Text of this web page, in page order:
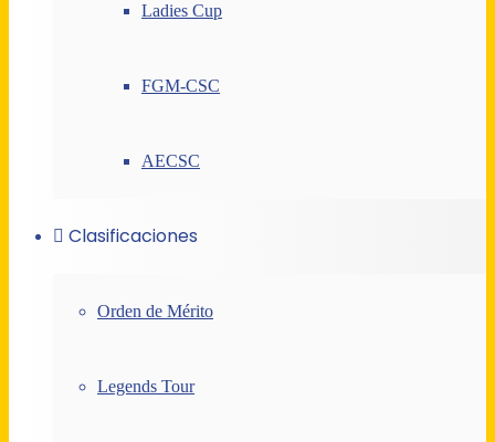
Ladies Cup
FGM-CSC
AECSC
Clasificaciones
Orden de Mérito
Legends Tour